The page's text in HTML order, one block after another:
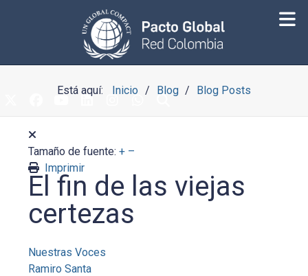
Está aquí: Inicio Blog Blog Posts
Tamaño de fuente: + –
Imprimir
El fin de las viejas
certezas
Nuestras Voces
Ramiro Santa